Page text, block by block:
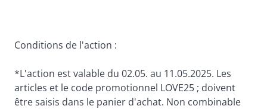
Conditions de l'action :
*L'action est valable du 02.05. au 11.05.2025. Les
articles et le code promotionnel LOVE25 ; doivent
être saisis dans le panier d'achat. Non combinable